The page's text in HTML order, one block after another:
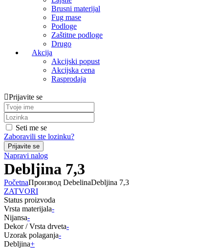
Brusni materijal
Fug mase
Podloge
Zaštitne podloge
Drugo
Akcija
Akcijski popust
Akcijska cena
Rasprodaja
Prijavite se
Seti me se
Zaboravili ste lozinku?
Napravi nalog
Debljina 7,3
PočetnaПроизвод DebelinaDebljina 7,3
ZATVORI
Status proizvoda
Vrsta materijala-
Nijansa-
Dekor / Vrsta drveta-
Uzorak polaganja-
Debljina+